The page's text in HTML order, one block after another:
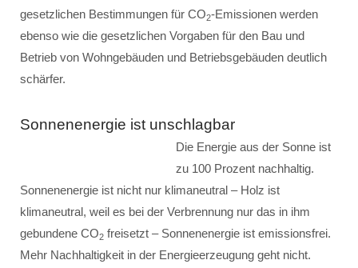
gesetzlichen Bestimmungen für CO2-Emissionen werden
ebenso wie die gesetzlichen Vorgaben für den Bau und
Betrieb von Wohngebäuden und Betriebsgebäuden deutlich
schärfer.
Sonnenenergie ist unschlagbar
Die Energie aus der Sonne ist
zu 100 Prozent nachhaltig.
Sonnenenergie ist nicht nur klimaneutral – Holz ist
klimaneutral, weil es bei der Verbrennung nur das in ihm
gebundene CO2 freisetzt – Sonnenenergie ist emissionsfrei.
Mehr Nachhaltigkeit in der Energieerzeugung geht nicht.